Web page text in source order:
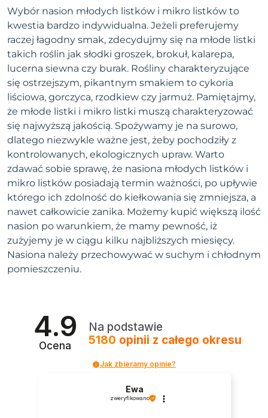
Wybór nasion młodych listków i mikro listków to
kwestia bardzo indywidualna. Jeżeli preferujemy
raczej łagodny smak, zdecydujmy się na młode listki
takich roślin jak słodki groszek, brokuł, kalarepa,
lucerna siewna czy burak. Rośliny charakteryzujące
się ostrzejszym, pikantnym smakiem to cykoria
liściowa, gorczyca, rzodkiew czy jarmuż. Pamiętajmy,
że młode listki i mikro listki muszą charakteryzować
się najwyższą jakością. Spożywamy je na surowo,
dlatego niezwykle ważne jest, żeby pochodziły z
kontrolowanych, ekologicznych upraw. Warto
zdawać sobie sprawę, że nasiona młodych listków i
mikro listków posiadają termin ważności, po upływie
którego ich zdolność do kiełkowania się zmniejsza, a
nawet całkowicie zanika. Możemy kupić większą ilość
nasion po warunkiem, że mamy pewność, iż
zużyjemy je w ciągu kilku najbliższych miesięcy.
Nasiona należy przechowywać w suchym i chłodnym
pomieszczeniu.
4.9
Ocena
Na podstawie
5180 opinii z całego okresu
Jak zbieramy opinie?
Ewa
zweryfikowano